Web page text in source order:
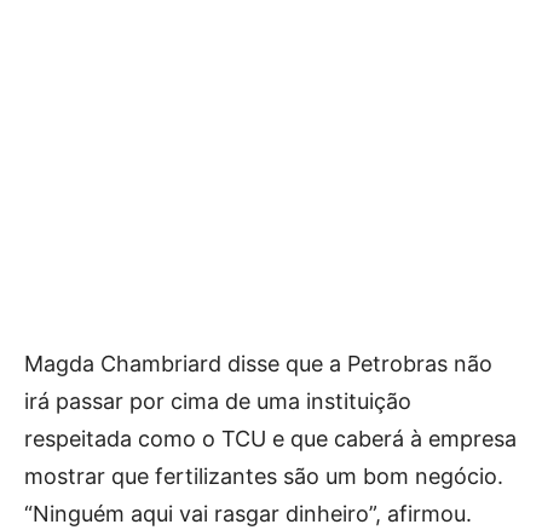
Magda Chambriard disse que a Petrobras não
irá passar por cima de uma instituição
respeitada como o TCU e que caberá à empresa
mostrar que fertilizantes são um bom negócio.
“Ninguém aqui vai rasgar dinheiro”, afirmou.